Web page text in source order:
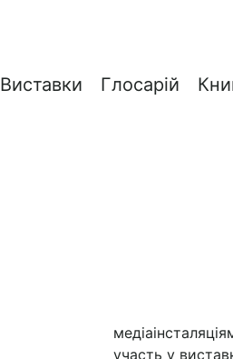
Виставки Глосарій
участь у